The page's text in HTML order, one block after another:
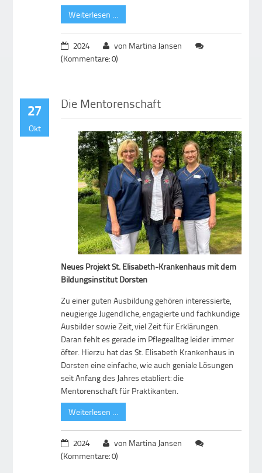
Weiterlesen …
2024
von Martina Jansen
(Kommentare: 0)
27
Okt
Die Mentorenschaft
Neues Projekt St. Elisabeth-Krankenhaus mit dem
Bildungsinstitut Dorsten
Zu einer guten Ausbildung gehören interessierte,
neugierige Jugendliche, engagierte und fachkundige
Ausbilder sowie Zeit, viel Zeit für Erklärungen.
Daran fehlt es gerade im Pflegealltag leider immer
öfter. Hierzu hat das St. Elisabeth Krankenhaus in
Dorsten eine einfache, wie auch geniale Lösungen
seit Anfang des Jahres etabliert: die
Mentorenschaft für Praktikanten.
Weiterlesen …
2024
von Martina Jansen
(Kommentare: 0)